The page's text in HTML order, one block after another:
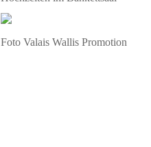
Foto Valais Wallis Promotion